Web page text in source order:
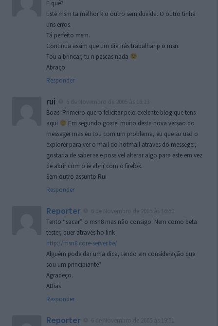
E quê?
Este msm ta melhor k o outro sem duvida. O outro tinha
uns erros.
Tá perfeito msm.
Continua assim que um dia irás trabalhar p o msn.
Tou a brincar, tu n pescas nada
Abraço
Responder
rui
Boas! Primeiro quero felicitar pelo exelente blog que tens
aqui
Em segundo gostei muito desta nova versao do
messeger mas eu tou com um problema, eu que so uso o
explorer para ver o mail do hotmail atraves do messeger,
gostaria de saber se e possivel alterar algo para este em vez
de abrir com o ie abrir com o firefox.
Sem outro assunto Rui
Responder
Reporter
Tento “sacar” o msn8 mas não consigo. Nem como beta
tester, quer através ho link
http://msn8.core-server.be/
Alguém pode dar uma dica, tendo em consideração que
sou um principiante?
Agradeço.
ADias
Responder
Reporter